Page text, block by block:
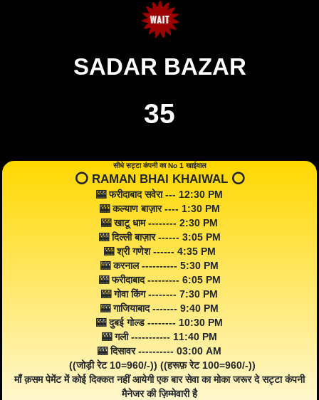
SADAR BAZAR
35
सीधे सट्टा कंपनी का No 1 खाईवाल
⭕️ RAMAN BHAI KHAIWAL ⭕️
🎰 फरीदाबाद सवेरा --- 12:30 PM
🎰 कल्याण बाज़ार ---- 1:30 PM
🎰 खाटू धाम -------- 2:30 PM
🎰 दिल्ली बाज़ार ------ 3:05 PM
🎰 श्री गणेश ------ 4:35 PM
🎰 करनाल ---------- 5:30 PM
🎰 फरीदाबाद --------- 6:05 PM
🎰 गोवा किंग -------- 7:30 PM
🎰 गाजियाबाद ------- 9:40 PM
🎰 दुबई गोल्ड -------- 10:30 PM
🎰 गली ----------- 11:40 PM
🎰 दिसावर ---------- 03:00 AM
((जोड़ी रेट 10=960/-)) ((हरूफ़ रेट 100=960/-))
माँ क़सम पेमेंट में कोई दिक्कत नहीं आयेगी एक बार सेवा का मोका जरूर दे सट्टा कंपनी
मैनेजर की ज़िम्मेवारी है